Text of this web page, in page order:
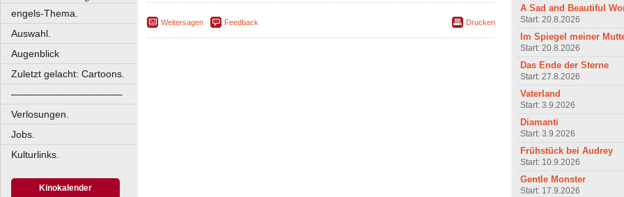
engels-Thema.
Auswahl.
Augenblick
Zuletzt gelacht: Cartoons.
––––––––––––––––––––
Verlosungen.
Jobs.
Kulturlinks.
Kinokalender
Weitersagen Feedback Drucken
A Sad and Beautiful
Start: 20.8.2026
Im Spiegel meiner
Start: 20.8.2026
Das Ende der Sterne
Start: 27.8.2026
Vaterland
Start: 3.9.2026
Diamanti
Start: 3.9.2026
Frühstück bei Audrey
Start: 10.9.2026
Gentle Monster
Start: 17.9.2026